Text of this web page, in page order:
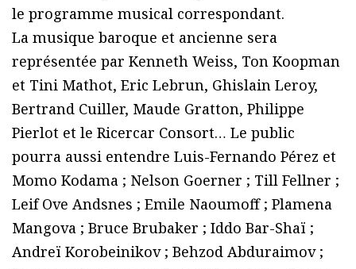
le programme musical correspondant.
La musique baroque et ancienne sera
représentée par Kenneth Weiss, Ton Koopman
et Tini Mathot, Eric Lebrun, Ghislain Leroy,
Bertrand Cuiller, Maude Gratton, Philippe
Pierlot et le Ricercar Consort… Le public
pourra aussi entendre Luis-Fernando Pérez et
Momo Kodama ; Nelson Goerner ; Till Fellner ;
Leif Ove Andsnes ; Emile Naoumoff ; Plamena
Mangova ; Bruce Brubaker ; Iddo Bar-Shaï ;
Andreï Korobeinikov ; Behzod Abduraimov ;